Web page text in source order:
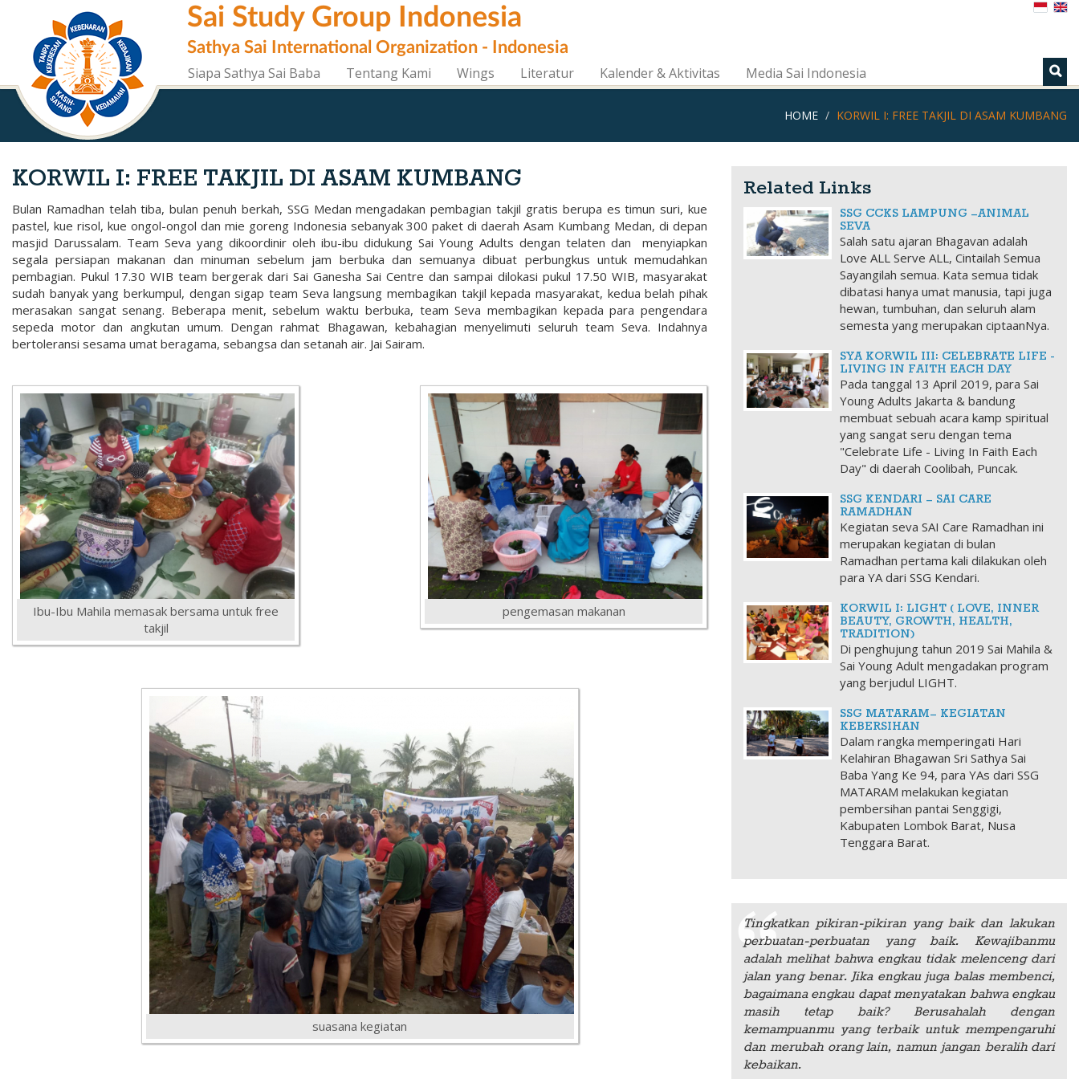
content
Sai Study Group Indonesia
Sathya Sai International Organization - Indonesia
Siapa Sathya Sai Baba
Tentang Kami Wings Literatur Kalender & Aktivitas Media Sai Indonesia
HOME KORWIL I: FREE TAKJIL DI ASAM KUMBANG
KORWIL I: FREE TAKJIL DI ASAM KUMBANG
Bulan Ramadhan telah tiba, bulan penuh berkah, SSG Medan mengadakan pembagian takjil gratis berupa es timun suri, kue
pastel, kue risol, kue ongol-ongol dan mie goreng Indonesia sebanyak 300 paket di daerah Asam Kumbang Medan, di depan
masjid Darussalam. Team Seva yang dikoordinir oleh ibu-ibu didukung Sai Young Adults dengan telaten dan menyiapkan
segala persiapan makanan dan minuman sebelum jam berbuka dan semuanya dibuat perbungkus untuk memudahkan
pembagian. Pukul 17.30 WIB team bergerak dari Sai Ganesha Sai Centre dan sampai dilokasi pukul 17.50 WIB, masyarakat
sudah banyak yang berkumpul, dengan sigap team Seva langsung membagikan takjil kepada masyarakat, kedua belah pihak
merasakan sangat senang. Beberapa menit, sebelum waktu berbuka, team Seva membagikan kepada para pengendara
sepeda motor dan angkutan umum. Dengan rahmat Bhagawan, kebahagian menyelimuti seluruh team Seva. Indahnya
bertoleransi sesama umat beragama, sebangsa dan setanah air. Jai Sairam.
pengemasan makanan
Ibu-Ibu Mahila memasak bersama untuk free
takjil
suasana kegiatan
Related Links
SSG CCKS LAMPUNG –ANIMAL
SEVA
Salah satu ajaran Bhagavan adalah
Love ALL Serve ALL, Cintailah Semua
Sayangilah semua. Kata semua tidak
dibatasi hanya umat manusia, tapi juga
hewan, tumbuhan, dan seluruh alam
semesta yang merupakan ciptaanNya.
SYA KORWIL III: CELEBRATE LIFE -
LIVING IN FAITH EACH DAY
Pada tanggal 13 April 2019, para Sai
Young Adults Jakarta & bandung
membuat sebuah acara kamp spiritual
yang sangat seru dengan tema
"Celebrate Life - Living In Faith Each
Day" di daerah Coolibah, Puncak.
SSG KENDARI – SAI CARE
RAMADHAN
Kegiatan seva SAI Care Ramadhan ini
merupakan kegiatan di bulan
Ramadhan pertama kali dilakukan oleh
para YA dari SSG Kendari.
KORWIL I: LIGHT ( LOVE, INNER
BEAUTY, GROWTH, HEALTH,
TRADITION)
Di penghujung tahun 2019 Sai Mahila &
Sai Young Adult mengadakan program
yang berjudul LIGHT.
SSG MATARAM– KEGIATAN
KEBERSIHAN
Dalam rangka memperingati Hari
Kelahiran Bhagawan Sri Sathya Sai
Baba Yang Ke 94, para YAs dari SSG
MATARAM melakukan kegiatan
pembersihan pantai Senggigi,
Kabupaten Lombok Barat, Nusa
Tenggara Barat.
Tingkatkan pikiran-pikiran yang baik dan lakukan
perbuatan-perbuatan yang baik. Kewajibanmu
adalah melihat bahwa engkau tidak melenceng dari
jalan yang benar. Jika engkau juga balas membenci,
bagaimana engkau dapat menyatakan bahwa engkau
masih tetap baik? Berusahalah dengan
kemampuanmu yang terbaik untuk mempengaruhi
dan merubah orang lain, namun jangan beralih dari
kebaikan.